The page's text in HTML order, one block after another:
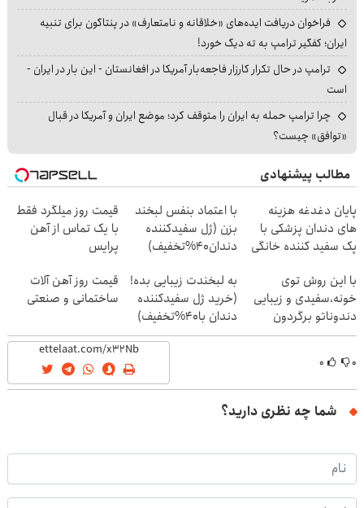
فراخوان دریافت ایده‌های «خلاقانه و نامتعارف» در پنتاگون برای تنبیه
ایران؛ کفگیر ترامپ به ته دیگ خورد!
ترامپ در حال تکرار کارزار فاجعه‌بار آمریکا در افغانستان - این بار در ایران -
است
چرا ترامپ حمله به ایران را متوقف کرد؛ موضع ایران و آمریکا در قبال
«توافق» چیست؟
مطالب پیشنهادی
پایان دغدغه هزینه
های دندان پزشکی با
پک سفید کننده خانگی
با اعتماد بنفس لبخند
بزن (ژل سفیدکننده
دندان40%تخفیف)
قیمت روز میلگرد فقط
با یک تماس از آهن
پرایس
با این روش توی
خونه،سفیدی و زیبایی
دندوناتو برگردون
(40%off)
به لبخندت زیبایی بده!
(خرید ژل سفیدکننده
دندان با40%تخفیف)
قیمت روز آهن آلات
ساختمانی و صنعتی
۰ ۰
شما چه نظری دارید؟